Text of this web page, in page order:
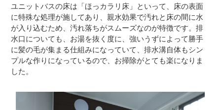
ユニットバスの床は「ほっカラリ床」といって、床の表面
に特殊な処理が施してあり、親水効果で汚れと床の間に水
が入り込むため、汚れ落ちがスムーズなのが特徴です。排
水口についても、お湯を抜く度に、強いうずによって勝手
に髪の毛が集まる仕組みになっていて、排水溝自体もシン
プルな作りになっているので、お掃除がとても楽になりま
した。